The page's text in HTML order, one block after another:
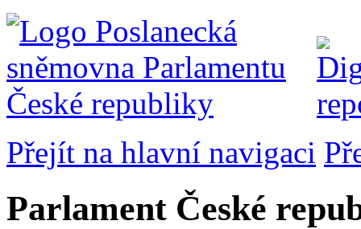
Přejít na hlavní navigaci
Parlament České